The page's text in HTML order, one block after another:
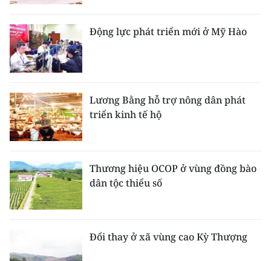
Động lực phát triển mới ở Mỹ Hào
Lương Bằng hỗ trợ nông dân phát
triển kinh tế hộ
Thương hiệu OCOP ở vùng đồng bào
dân tộc thiểu số
Đổi thay ở xã vùng cao Kỳ Thượng